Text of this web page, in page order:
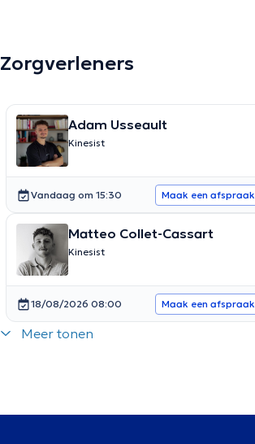
Zorgverleners
Adam Usseault
Kinesist
Vandaag om 15:30 Maak een afspraak
Matteo Collet-Cassart
Kinesist
18/08/2026 08:00 Maak een afspraak
Meer tonen